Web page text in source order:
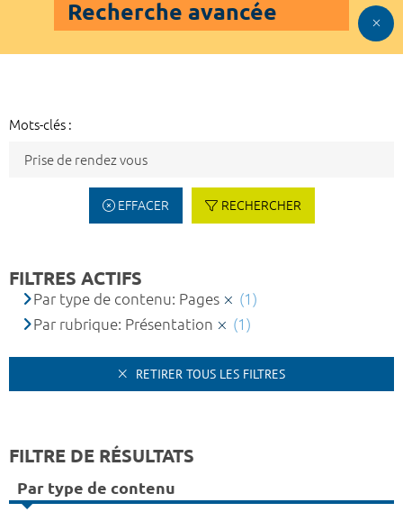
Recherche avancée
Mots-clés :
EFFACER RECHERCHER
FILTRES ACTIFS
Par type de contenu: Pages
(1)
Par rubrique: Présentation
(1)
RETIRER TOUS LES FILTRES
FILTRE DE RÉSULTATS
Par type de contenu